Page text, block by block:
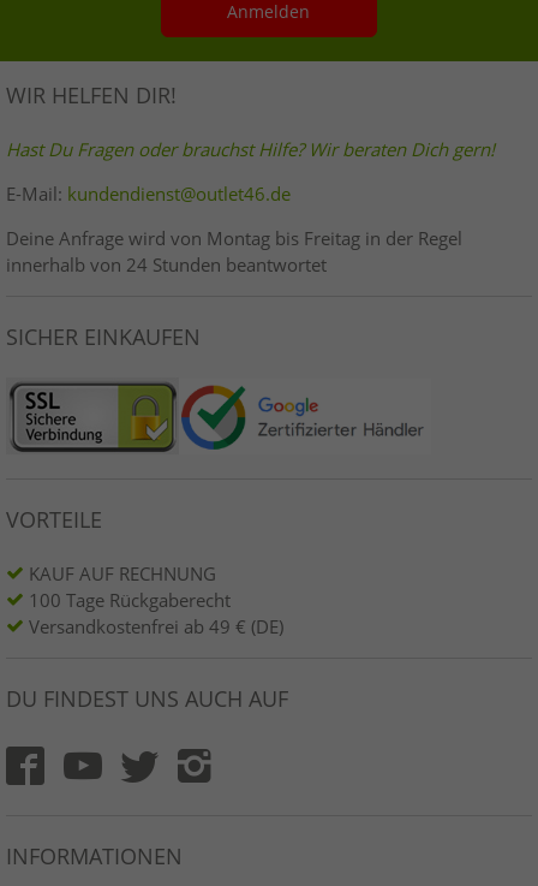
Anmelden
WIR HELFEN DIR!
Hast Du Fragen oder brauchst Hilfe? Wir beraten Dich gern!
E-Mail: kundendienst@outlet46.de
Deine Anfrage wird von Montag bis Freitag in der Regel
innerhalb von 24 Stunden beantwortet
SICHER EINKAUFEN
VORTEILE
KAUF AUF RECHNUNG
100 Tage Rückgaberecht
Versandkostenfrei ab 49 € (DE)
DU FINDEST UNS AUCH AUF
INFORMATIONEN